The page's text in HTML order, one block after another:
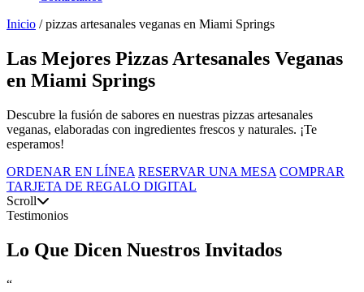
Inicio / pizzas artesanales veganas en Miami Springs
Las Mejores Pizzas Artesanales Veganas
en Miami Springs
Descubre la fusión de sabores en nuestras pizzas artesanales
veganas, elaboradas con ingredientes frescos y naturales. ¡Te
esperamos!
ORDENAR EN LÍNEA RESERVAR UNA MESA COMPRAR
TARJETA DE REGALO DIGITAL
Scroll
Testimonios
Lo Que Dicen Nuestros Invitados
“